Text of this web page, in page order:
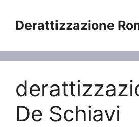
contenuto
Derattizzazione
De Schiavi